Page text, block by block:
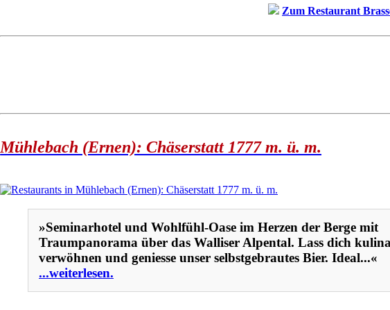
Zum Restaurant
Mühlebach (Ernen): Chäserstatt 1777 m. ü. m.
»Seminarhotel und Wohlfühl-Oase im Herzen der Berge mit
Traumpanorama über das Walliser Alpental. Lass dich
verwöhnen und geniesse unser selbstgebrautes Bier. Ideal...«
...weiterlesen.